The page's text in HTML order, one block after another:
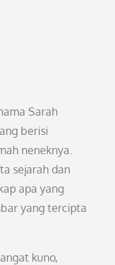
Sarah
berisi
neneknya.
sejarah dan
apa yang
yang tercipta
kuno,